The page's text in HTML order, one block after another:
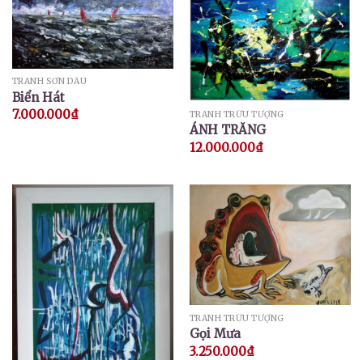
TRANH SƠN DẦU
Biển Hát
7.000.000₫ TRANH TRỪU TƯỢNG
ÁNH TRĂNG
12.000.000₫
TRANH TRỪU TƯỢNG
Gọi Mưa
3.250.000₫